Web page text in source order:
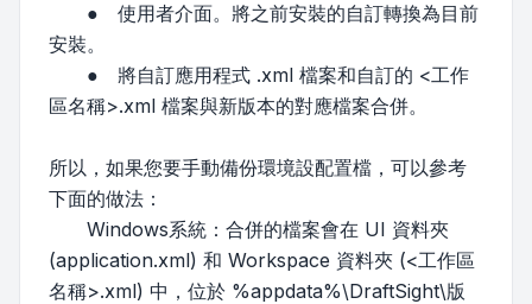
● 使用者介面。將之前安裝的自訂轉換為目前
安裝。
● 將自訂應用程式 .xml 檔案和自訂的 <工作
區名稱>.xml 檔案與新版本的對應檔案合併。
所以，如果您要手動備份環境設配置檔，可以參考
下面的做法：
Windows系統：合併的檔案會在 UI 資料夾
(application.xml) 和 Workspace 資料夾 (<工作區
名稱>.xml) 中，位於 %appdata%\DraftSight\版